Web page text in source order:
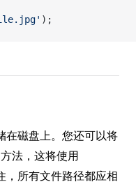
);
在磁盘上。您还可以将
方法，这将使用
，所有文件路径都应相